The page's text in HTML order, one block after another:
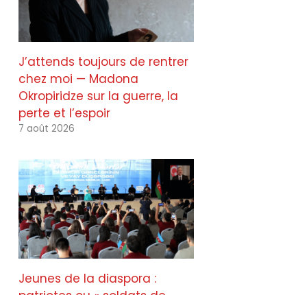
J’attends toujours de rentrer
chez moi — Madona
Okropiridze sur la guerre, la
perte et l’espoir
7 août 2026
Jeunes de la diaspora :